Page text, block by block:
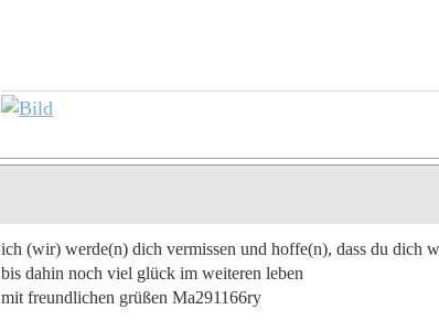
ich (wir) werde(n) dich vermissen und hoffe(n), dass du dich
bis dahin noch viel glück im weiteren leben
mit freundlichen grüßen Ma291166ry